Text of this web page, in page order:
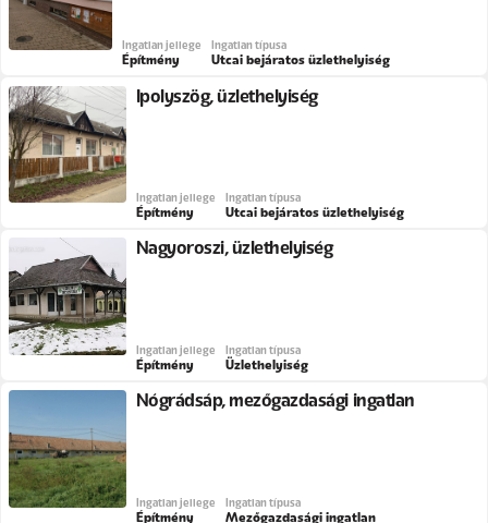
Ingatlan jellege
Építmény
Ingatlan típusa
Utcai bejáratos üzlethelyiség
Ipolyszög, üzlethelyiség
Ingatlan jellege
Építmény
Ingatlan típusa
Utcai bejáratos üzlethelyiség
Nagyoroszi, üzlethelyiség
Ingatlan jellege
Építmény
Ingatlan típusa
Üzlethelyiség
Nógrádsáp, mezőgazdasági ingatlan
Ingatlan jellege
Építmény
Ingatlan típusa
Mezőgazdasági ingatlan